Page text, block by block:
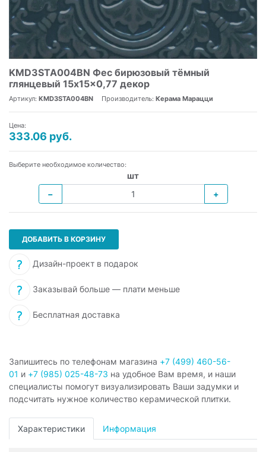
KMD3STA004BN Фес бирюзовый тёмный
глянцевый 15x15x0,77 декор
Артикул: KMD3STA004BN Производитель: Керама Марацци
Цена:
333.06 руб.
Выберите необходимое количество:
шт
−
+
ДОБАВИТЬ В КОРЗИНУ
Дизайн-проект в подарок
Заказывай больше — плати меньше
Бесплатная доставка
Запишитесь по телефонам магазина +7 (499) 460-56-
01 и +7 (985) 025-48-73 на удобное Вам время, и наши
специалисты помогут визуализировать Ваши задумки и
подсчитать нужное количество керамической плитки.
Характеристики Информация